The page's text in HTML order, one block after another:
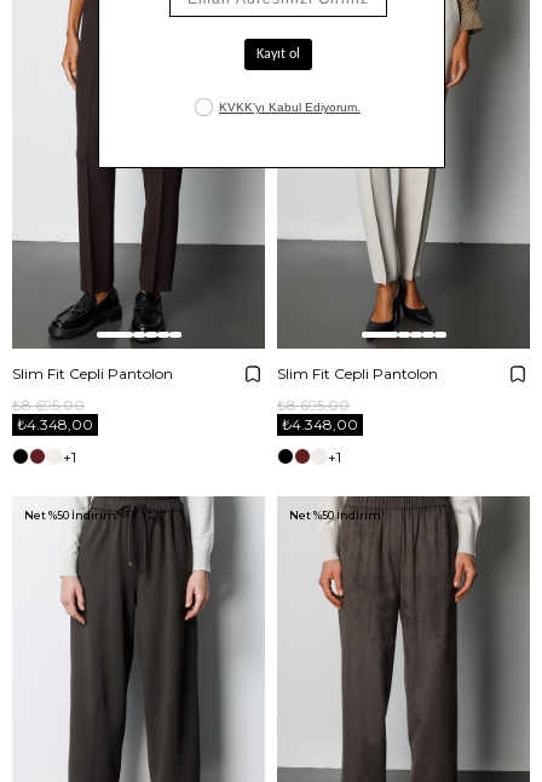
Slim Fit Cepli Pantolon
₺4.348,00
₺8.695,00
+1
Slim Fit Cepli Pantolon
₺4.348,00
₺8.695,00
+1
Net %50 İndirim! Net %50 İndirim!